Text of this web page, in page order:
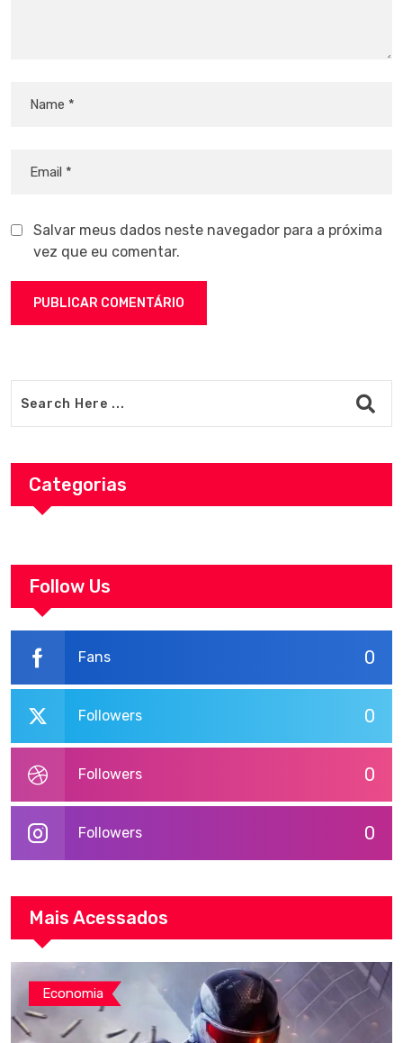
Salvar meus dados neste navegador para a próxima
vez que eu comentar.
Categorias
Follow Us
0
Fans
0
Followers
0
Followers
0
Followers
Mais Acessados
Economia